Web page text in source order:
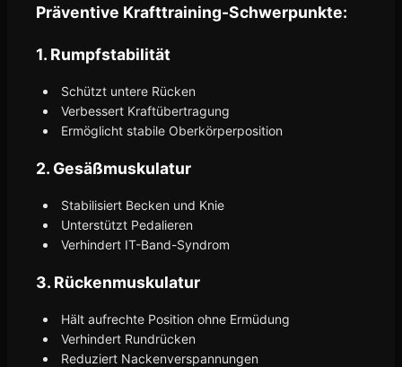
Präventive Krafttraining-Schwerpunkte:
1. Rumpfstabilität
Schützt untere Rücken
Verbessert Kraftübertragung
Ermöglicht stabile Oberkörperposition
2. Gesäßmuskulatur
Stabilisiert Becken und Knie
Unterstützt Pedalieren
Verhindert IT-Band-Syndrom
3. Rückenmuskulatur
Hält aufrechte Position ohne Ermüdung
Verhindert Rundrücken
Reduziert Nackenverspannungen